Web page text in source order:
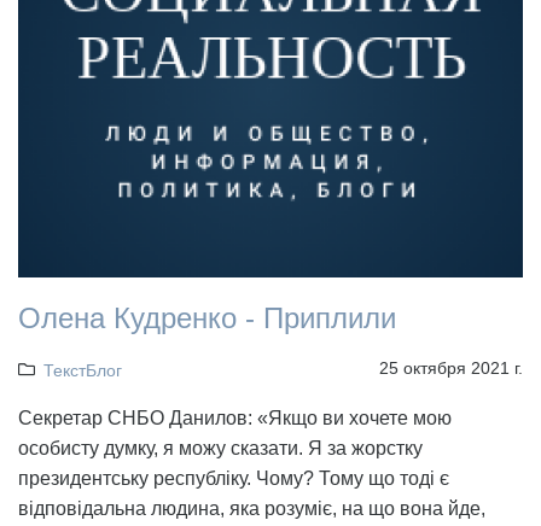
Олена Кудренко - Приплили
ТекстБлог 25 октября 2021 г.
Секретар СНБО Данилов: «Якщо ви хочете мою
особисту думку, я можу сказати. Я за жорстку
президентську республіку. Чому? Тому що тоді є
відповідальна людина, яка розуміє, на що вона йде,